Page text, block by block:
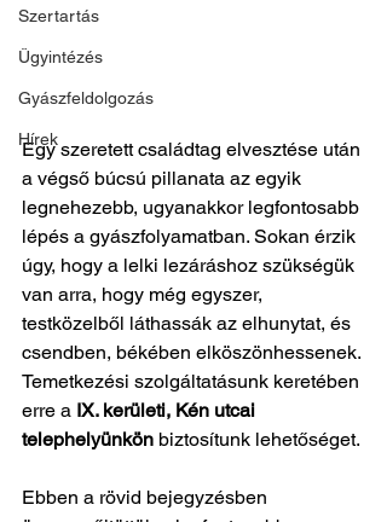
Szertartás
Ügyintézés
Gyászfeldolgozás
Hírek
Egy szeretett családtag elvesztése után
a végső búcsú pillanata az egyik
legnehezebb, ugyanakkor legfontosabb
lépés a gyászfolyamatban. Sokan érzik
úgy, hogy a lelki lezáráshoz szükségük
van arra, hogy még egyszer,
testközelből láthassák az elhunytat, és
csendben, békében elköszönhessenek.
Temetkezési szolgáltatásunk keretében
erre a IX. kerületi, Kén utcai
telephelyünkön biztosítunk lehetőséget.
Ebben a rövid bejegyzésben